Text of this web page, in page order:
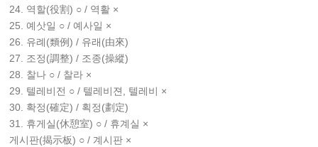
24. 역할(役割) ○ / 역활 ×
25. 예삿일 ○ / 예사일 ×
26. 유례(類例) / 유래(由來)
27. 조정(調整) / 조종(操縱)
28. 찰나 ○ / 찰라 ×
29. 텔레비전 ○ / 텔레비젼, 텔레비 ×
30. 확정(確定) / 획정(劃定)
31. 휴게실(休憩室) ○ / 휴계실 ×
게시판(揭示板) ○ / 계시판 ×